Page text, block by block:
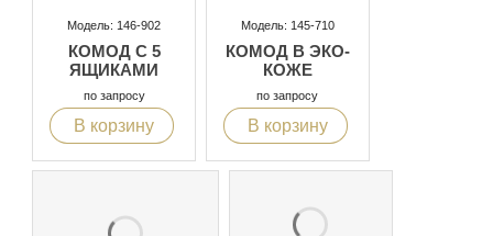
Модель: 146-902
КОМОД С 5
ЯЩИКАМИ
по запросу
В корзину
Модель: 145-710
КОМОД В ЭКО-
КОЖЕ
по запросу
В корзину